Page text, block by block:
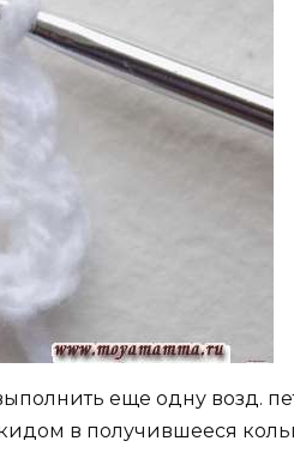
выполнить еще одну возд.
в получившееся